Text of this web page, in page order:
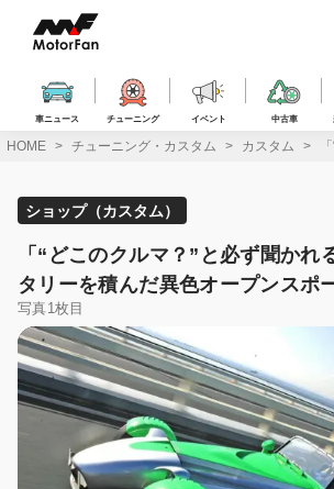
ス
車ニュース チューニング イベント 中古車
HOME チューニング・カスタム カスタム
ショップ（カスタム）
「“どこのクルマ？”と必ず聞か
タリーを積んだ異色オープンスポ
写真1枚目